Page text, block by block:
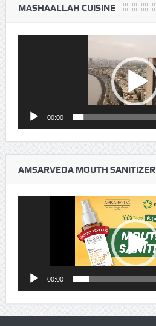
MASHAALLAH CUISINE
00:00
AMSARVEDA MOUTH SANITIZER
00:00